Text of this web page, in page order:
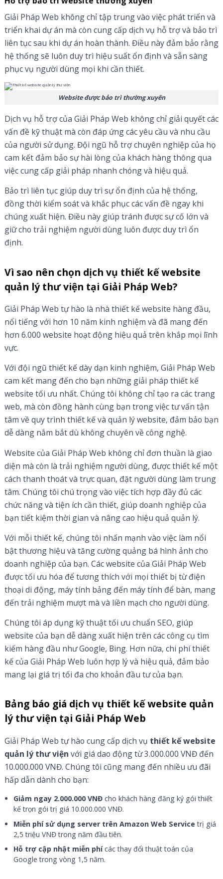
Giải Pháp Web không chỉ tập trung vào việc phát triển và
triển khai dự án mà còn cung cấp dịch vụ hỗ trợ và bảo trì
liên tục sau khi dự án hoàn thành. Điều này đảm bảo rằng
hệ thống sẽ luôn duy trì hiệu suất ổn định và sẵn sàng
phục vụ người dùng mọi khi cần thiết.
Website được bảo trì thường xuyên
Dịch vụ hỗ trợ của Giải Pháp Web không chỉ giải quyết các
vấn đề kỹ thuật mà còn đáp ứng các yêu cầu và nhu cầu
của người sử dụng. Đội ngũ hỗ trợ chuyên nghiệp của họ
cam kết đảm bảo sự hài lòng của khách hàng thông qua
việc cung cấp giải pháp nhanh chóng và hiệu quả.
Bảo trì liên tục giúp duy trì sự ổn định của hệ thống,
đồng thời kiểm soát và khắc phục các vấn đề ngay khi
chúng xuất hiện. Điều này giúp tránh được sự cố lớn và
giữ cho trải nghiệm người dùng luôn được duy trì ổn
định.
Vì sao nên chọn dịch vụ thiết kế website
quản lý thư viện tại Giải Pháp Web?
Giải Pháp Web tự hào là nhà thiết kế website hàng đầu,
nổi tiếng với hơn 10 năm kinh nghiệm và đã mang đến
hơn 6.000 website hoạt động hiệu quả trên khắp mọi lĩnh
vực.
Với đội ngũ thiết kế dày dạn kinh nghiệm, Giải Pháp Web
cam kết mang đến cho bạn những giải pháp thiết kế
website tối ưu nhất. Chúng tôi không chỉ tạo ra các trang
web, mà còn đồng hành cùng bạn trong việc tư vấn tận
tâm về quy trình thiết kế và quản lý website, đảm bảo bạn
dễ dàng nắm bắt dù không chuyên về công nghệ.
Website của Giải Pháp Web không chỉ đơn thuần là giao
diện mà còn là trải nghiệm người dùng, được thiết kế một
cách thanh thoát và trực quan, đặt người dùng làm trung
tâm. Chúng tôi chú trọng vào việc tích hợp đầy đủ các
chức năng và tiện ích cần thiết, giúp doanh nghiệp của
bạn tiết kiệm thời gian và nâng cao hiệu quả quản lý.
Với mỗi thiết kế, chúng tôi nhấn mạnh vào việc làm nổi
bật thương hiệu và tăng cường quảng bá hình ảnh cho
doanh nghiệp của bạn. Các website của Giải Pháp Web
được tối ưu hóa để tương thích với mọi thiết bị từ điện
thoại di động, máy tính bảng đến máy tính để bàn, mang
đến trải nghiệm mượt mà và liền mạch cho người dùng.
Chúng tôi áp dụng kỹ thuật tối ưu chuẩn SEO, giúp
website của bạn dễ dàng xuất hiện trên các công cụ tìm
kiếm hàng đầu như Google, Bing. Hơn nữa, chi phí thiết
kế của Giải Pháp Web luôn hợp lý và hiệu quả, đảm bảo
mang lại giá trị tối đa cho khoản đầu tư của bạn.
Bảng báo giá dịch vụ thiết kế website quản
lý thư viện tại Giải Pháp Web
Giải Pháp Web tự hào cung cấp dịch vụ thiết kế website
quản lý thư viện với giá dao động từ 3.000.000 VNĐ đến
10.000.000 VNĐ. Chúng tôi cũng mang đến nhiều ưu đãi
hấp dẫn dành cho bạn:
Giảm ngay 2.000.000 VNĐ cho khách hàng đăng ký gói thiết
kế trọn gói trị giá 10.000.000 VNĐ.
Miễn phí sử dụng server trên Amazon Web Service trị giá
2,5 triệu VNĐ trong năm đầu tiên.
Hỗ trợ cập nhật miễn phícác thay đổi thuật toán của
Google trong vòng 1,5 năm.